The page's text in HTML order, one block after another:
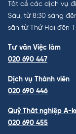
Tất cả các dịch vụ
Sáu, từ 8:30 sáng
sẵn từ Thứ Hai đến
Tư vấn Việc làm
020 690 447
Dịch vụ Thành viên
020 690 446
Quỹ Thất nghiệp A-
020 690 455